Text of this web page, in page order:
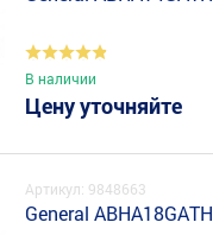
В наличии
Цену уточняйте
Артикул: 9848663
General ABHA18GATH